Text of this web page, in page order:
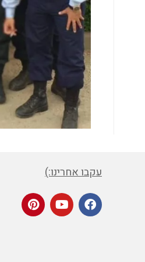
עקבו אחרינו:)